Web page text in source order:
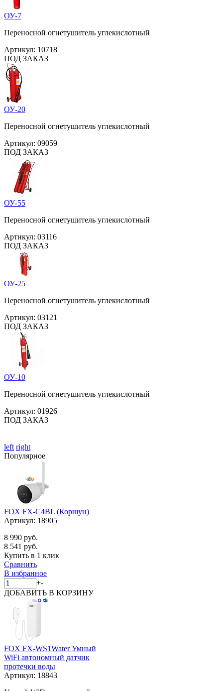
ОУ-7
Переносной огнетушитель углекислотный
Артикул: 10718
ПОД ЗАКАЗ
ОУ-20
Переносной огнетушитель углекислотный
Артикул: 09059
ПОД ЗАКАЗ
ОУ-55
Переносной огнетушитель углекислотный
Артикул: 03116
ПОД ЗАКАЗ
ОУ-25
Переносной огнетушитель углекислотный
Артикул: 03121
ПОД ЗАКАЗ
ОУ-10
Переносной огнетушитель углекислотный
Артикул: 01926
ПОД ЗАКАЗ
left right
Популярное
FOX FX-C4BL (Коршун)
Артикул: 18905
8 990 руб.
8 541 руб.
Купить в 1 клик
Сравнить
В избранное
+-
ДОБАВИТЬ В КОРЗИНУ
FOX FX-WS1Water Умный
WiFi автономный датчик
протечки воды
Артикул: 18843